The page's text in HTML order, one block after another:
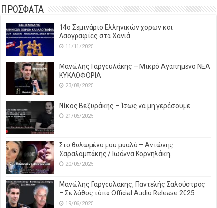
ΠΡΟΣΦΑΤΑ
14o Σεμινάριο Ελληνικών χορών και
Λαογραφίας στα Χανιά
11/11/2025
Μανώλης Γαργουλάκης – Μικρό Αγαπημένο NEΑ
ΚΥΚΛΟΦΟΡΙΑ
23/08/2025
Νίκος Βεζυράκης – Ίσως να μη γεράσουμε
21/06/2025
Στο θολωμένο μου μυαλό – Αντώνης
Χαραλαμπάκης / Ιωάννα Κορνηλάκη.
20/06/2025
Μανώλης Γαργουλάκης, Παντελής Σαλούστρος
– Σε λάθος τόπο Official Audio Release 2025
19/06/2025